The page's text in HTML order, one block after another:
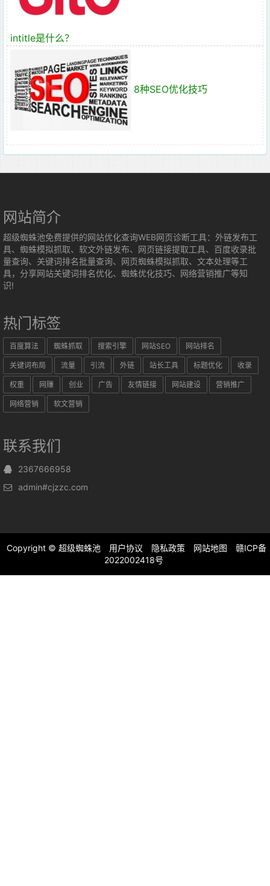
intitle是什么？
8种SEO优化技巧
网站简介
超级蜘蛛池免费提供的网站优化查询WEB网页诊断工具：外链发布工
具、蜘蛛模拟抓取、软文外链发布、网页链接提取工具、百度收录批
量查询、关键词排名批量查询、网页蜘蛛模拟抓取、文本处理等工
具，分享网站关键词排名优化、蜘蛛优化技巧、网络营销推广等知
识!
热门标签
百度算法 蜘蛛抓取 搜索引擎 网站SEO 网站排名
关键词布局 流量 引流 外链 站长工具 标题优化 收录
权重 网赚 创业 广告 友情链接 网站建设 营销推广
网络营销 软文营销
联系我们
2367666958
admin#cjzzc.com
Copyright © 超级蜘蛛池 用户协议 隐私政策 网站地图
赣ICP备
2022002418号